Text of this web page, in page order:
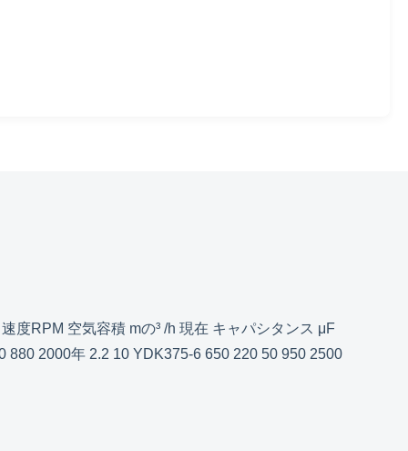
度RPM 空気容積 mの³ /h 現在 キャパシタンス μF
2000年 2.2 10 YDK375-6 650 220 50 950 2500